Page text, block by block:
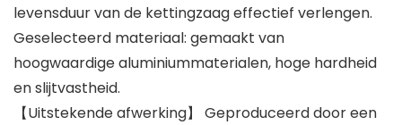
levensduur van de kettingzaag effectief verlengen.
Geselecteerd materiaal: gemaakt van
hoogwaardige aluminiummaterialen, hoge hardheid
en slijtvastheid.
【Uitstekende afwerking】 Geproduceerd door een